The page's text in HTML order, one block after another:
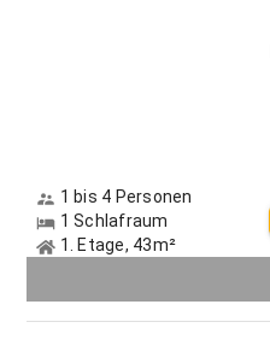
1 bis 4 Personen
1 Schlafraum
1. Etage, 43m²